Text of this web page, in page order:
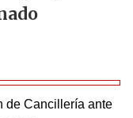
de Cancillería ante